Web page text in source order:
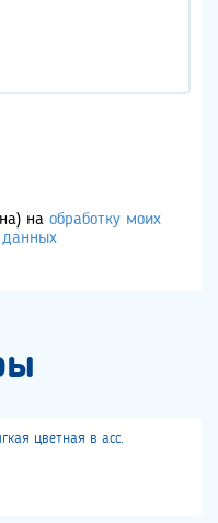
на обработку моих
данных
цветная в асс.